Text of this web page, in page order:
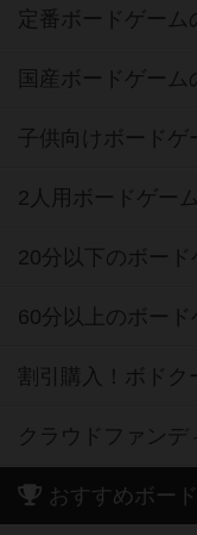
定番ボードゲーム
国産ボードゲーム
子供向けボードゲ
2人用ボードゲー
20分以下のボー
60分以上のボー
割引購入！ボドク
クラウドファン
おすすめボー